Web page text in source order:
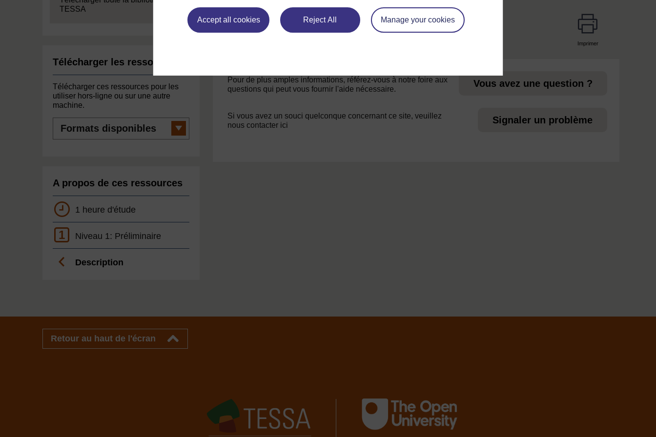
Accept all cookies Reject All Manage your cookies
TESSA
Télécharger les ressources
Télécharger ces ressources pour les
utiliser hors-ligne ou sur une autre
machine.
disponibles
A propos de ces ressources
1 heure d'étude
1 Niveau 1: Préliminaire
Description
Imprimer
Pour de plus amples informations, référez-vous à notre foire aux
questions qui peut vous fournir l'aide nécessaire.
Vous avez une question ?
Si vous avez un souci quelconque concernant ce site, veuillez
nous contacter ici
Signaler un problème
Retour au haut de l'écran